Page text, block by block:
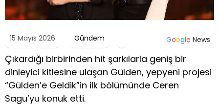
15 Mayıs 2026 Gündem Google News
Çıkardığı birbirinden hit şarkılarla geniş bir
dinleyici kitlesine ulaşan Gülden, yepyeni projesi
“Gülden’e Geldik”in ilk bölümünde Ceren
Sagu’yu konuk etti.